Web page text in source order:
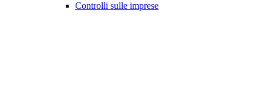
Controlli sulle imprese